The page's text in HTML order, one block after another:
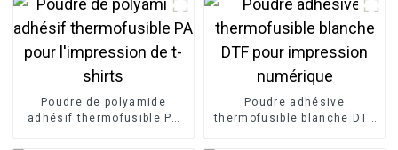
Poudre de polyamide
adhésif thermofusible PA
Poudre adhésive
thermofusible blanche DTF